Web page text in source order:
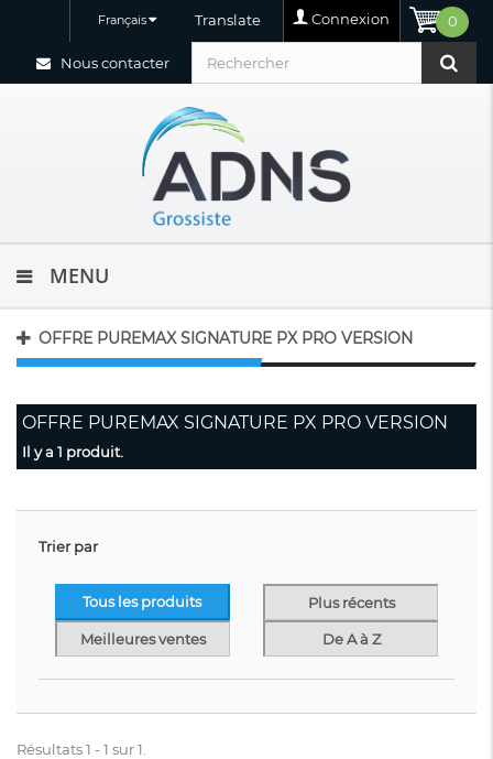
0
Connexion
Translate
Français
Nous contacter
MENU
OFFRE PUREMAX SIGNATURE PX PRO VERSION
OFFRE PUREMAX SIGNATURE PX PRO VERSION
Il y a 1 produit.
Trier par
Tous les produits Plus récents
Meilleures ventes De A à Z
Résultats 1 - 1 sur 1.